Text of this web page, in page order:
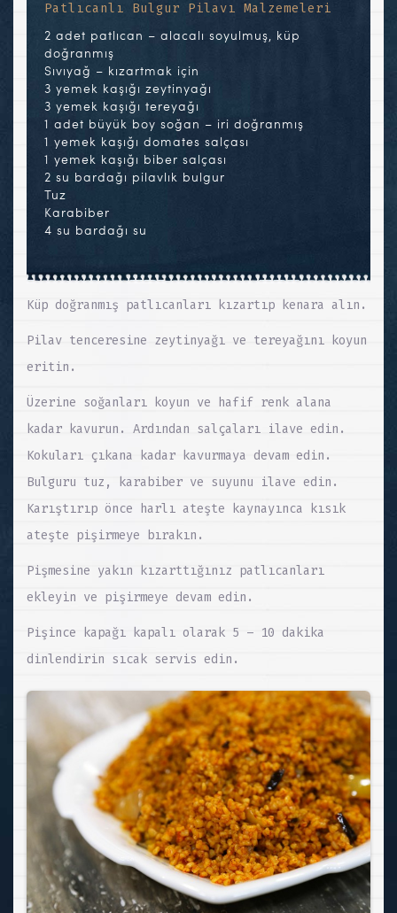
Patlıcanlı Bulgur Pilavı Malzemeleri
2 adet patlıcan – alacalı soyulmuş, küp
doğranmış
Sıvıyağ – kızartmak için
3 yemek kaşığı zeytinyağı
3 yemek kaşığı tereyağı
1 adet büyük boy soğan – iri doğranmış
1 yemek kaşığı domates salçası
1 yemek kaşığı biber salçası
2 su bardağı pilavlık bulgur
Tuz
Karabiber
4 su bardağı su
Küp doğranmış patlıcanları kızartıp kenara alın.
Pilav tenceresine zeytinyağı ve tereyağını koyun
eritin.
Üzerine soğanları koyun ve hafif renk alana
kadar kavurun. Ardından salçaları ilave edin.
Kokuları çıkana kadar kavurmaya devam edin.
Bulguru tuz, karabiber ve suyunu ilave edin.
Karıştırıp önce harlı ateşte kaynayınca kısık
ateşte pişirmeye bırakın.
Pişmesine yakın kızarttığınız patlıcanları
ekleyin ve pişirmeye devam edin.
Pişince kapağı kapalı olarak 5 – 10 dakika
dinlendirin sıcak servis edin.